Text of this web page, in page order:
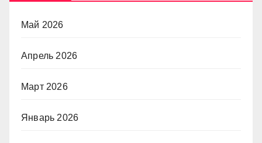
Май 2026
Апрель 2026
Март 2026
Январь 2026